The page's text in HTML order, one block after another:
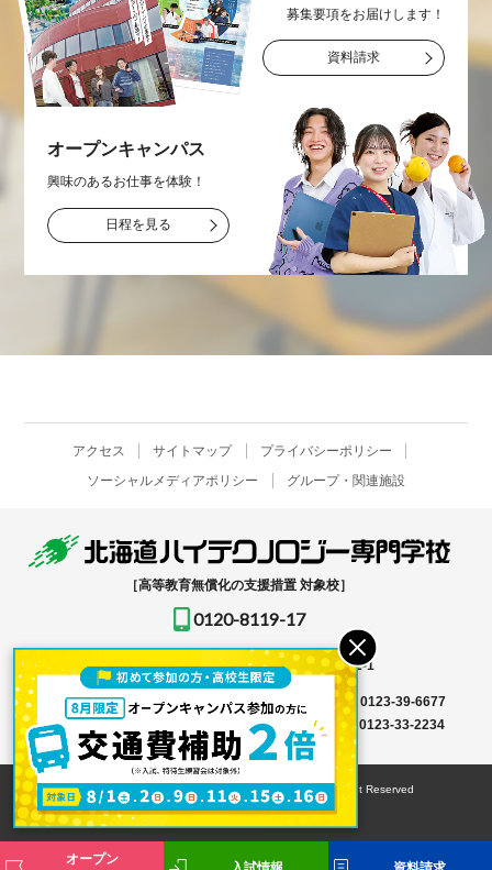
募集要項をお届け します！
資料請求
オープンキャンパス
興味のあるお仕事を体験！
日程を見る
アクセス サイトマップ
プライバシーポリシー
ソーシャルメディアポリシー
グループ・関連施設
［高等教育無償化の支援措置 対象校］
0120-8119-17
〒061-1396北海道恵庭市恵み野北2-12-1
入学事務局はこちら → TEL0123-39-6666
FAX 0123-39-6677
その他はこちら →
0123-36-8119FAX 0123-33-2234
© HOKKAIDO HIGH-TECHNOLOGY COLLEGE All Right Reserved
オープン